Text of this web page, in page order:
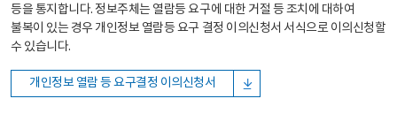
등을 통지합니다. 정보주체는 열람등 요구에 대한 거절 등 조치에 대하여
불복이 있는 경우 개인정보 열람등 요구 결정 이의신청서 서식으로 이의신청할
수 있습니다.
개인정보 열람 등 요구결정 이의신청서